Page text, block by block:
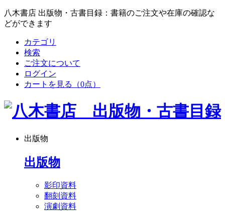
八木書店 出版物・古書目録：書籍のご注文や在庫の確認な
どができます
カテゴリ
検索
ご注文について
ログイン
カートを見る
（0点）
出版物
出版物
影印資料
翻刻資料
演劇資料